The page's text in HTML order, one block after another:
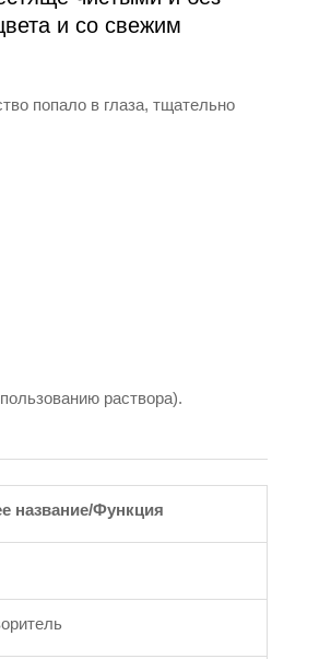
и со свежим
попало в глаза, тщательно
раствора).
название/Функция